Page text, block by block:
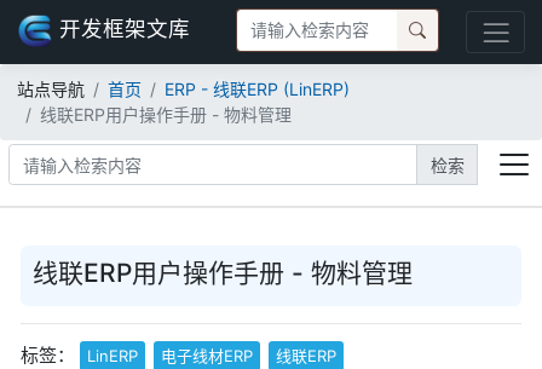
开发框架文库
站点导航 首页
ERP - 线联ERP (LinERP)
线联ERP用户操作手册 - 物料管理
检索
线联ERP用户操作手册 - 物料管理
标签： LinERP 电子线材ERP 线联ERP